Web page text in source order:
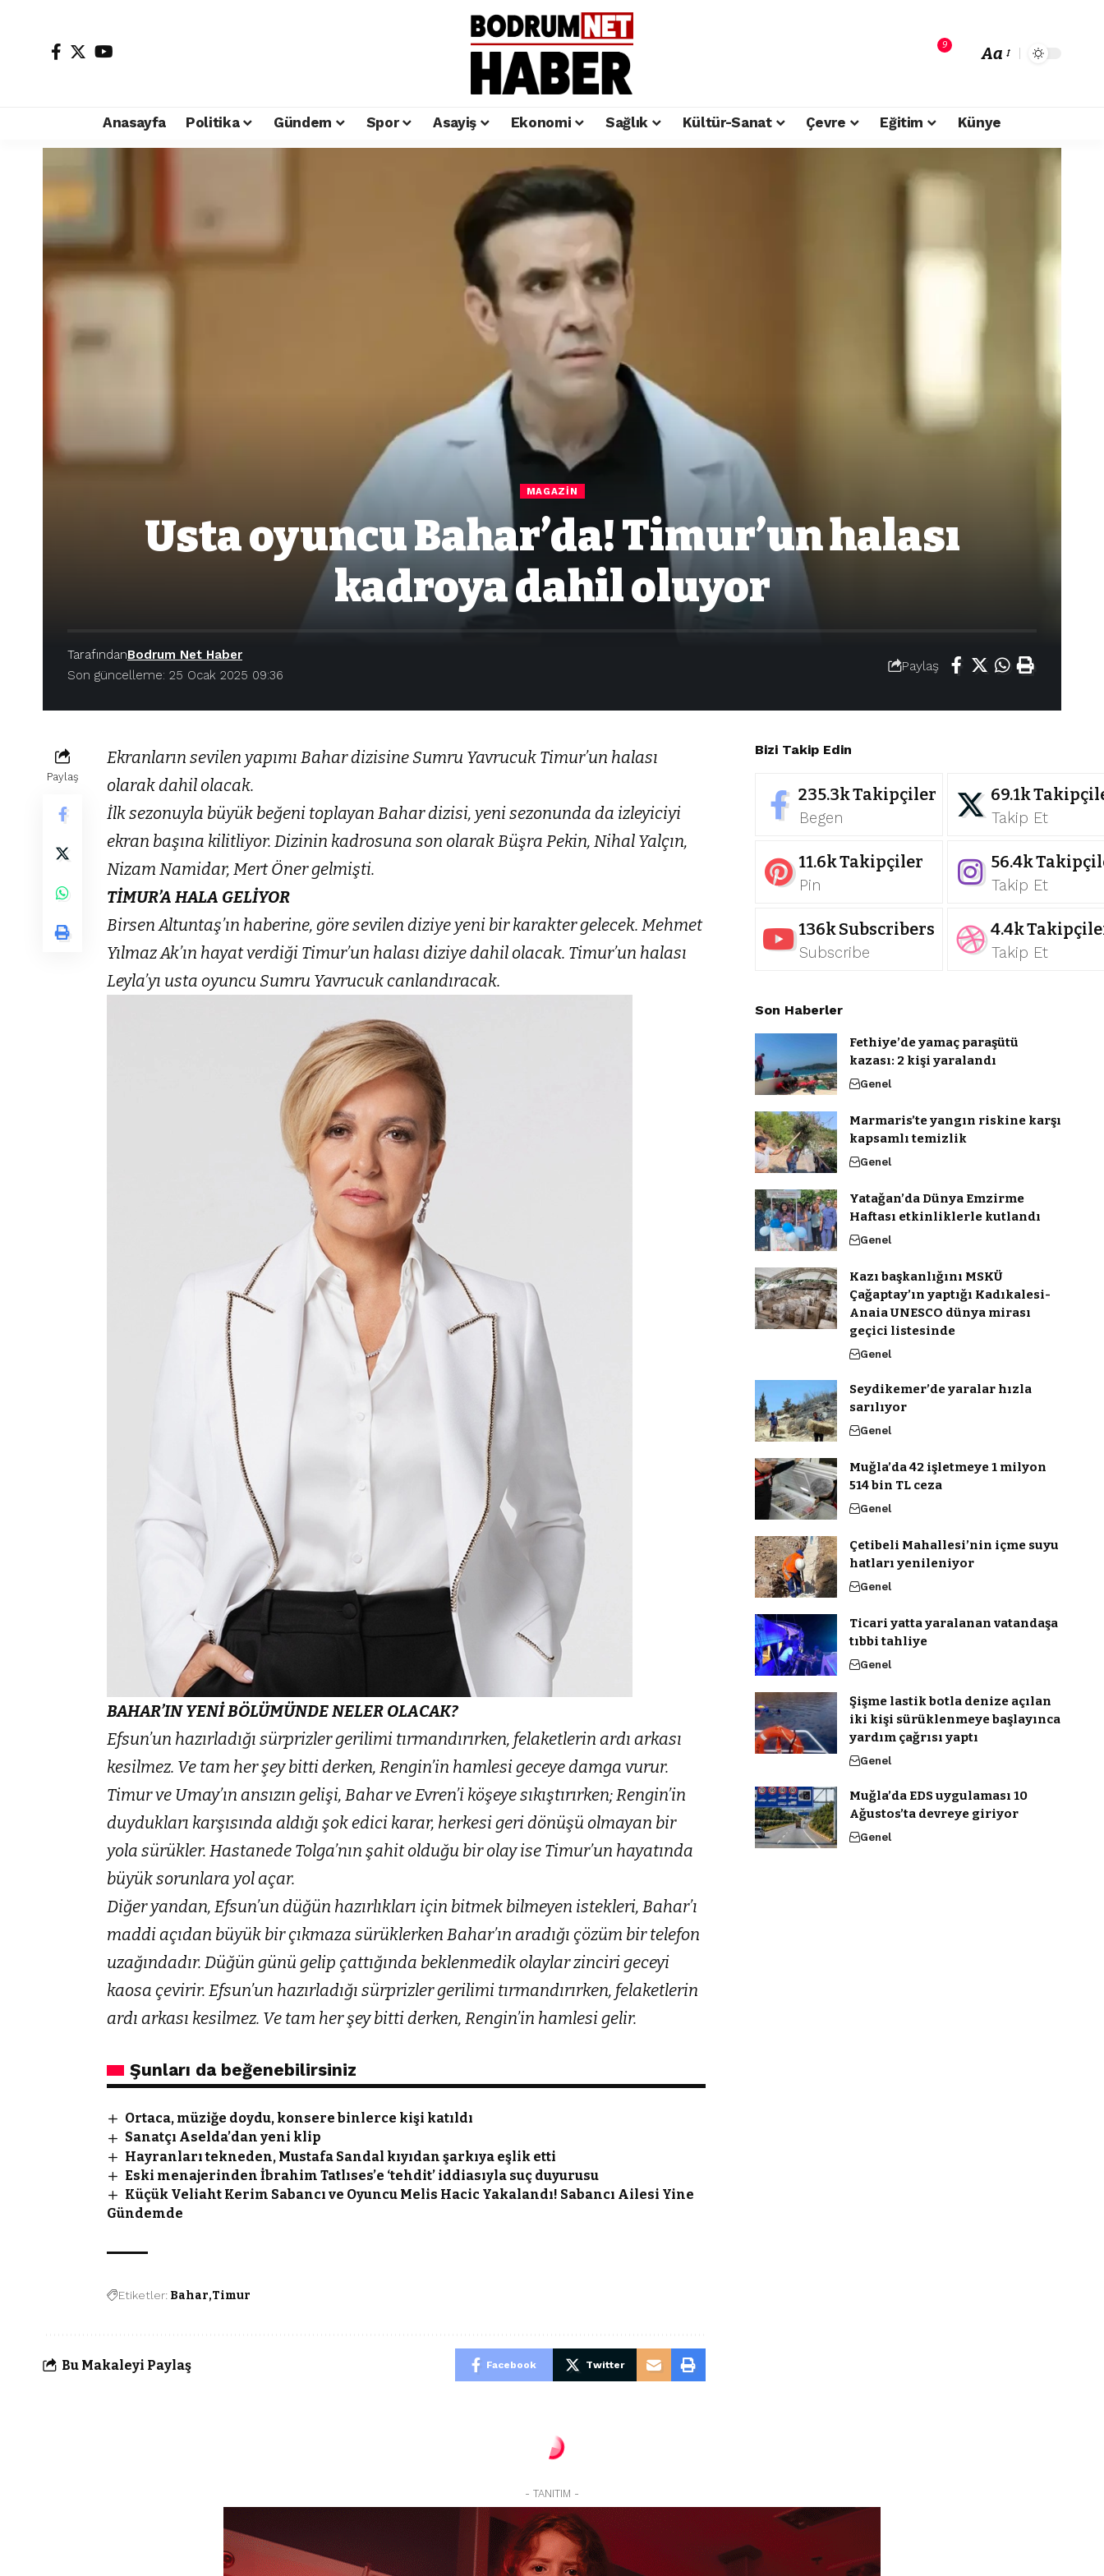
9 Aa
Anasayfa Politika Gündem Spor Asayiş Ekonomi Sağlık Kültür-Sanat Çevre Eğitim Künye
MAGAZIN
Usta oyuncu Bahar’da! Timur’un halası
kadroya dahil oluyor
Son güncelleme: 25 Ocak 2025 09:36
TarafındanBodrum Net Haber
Paylaş
Paylaş
Ekranların sevilen yapımı Bahar dizisine Sumru Yavrucuk Timur’un halası
olarak dahil olacak.
İlk sezonuyla büyük beğeni toplayan Bahar dizisi, yeni sezonunda da izleyiciyi
ekran başına kilitliyor. Dizinin kadrosuna son olarak Büşra Pekin, Nihal Yalçın,
Nizam Namidar, Mert Öner gelmişti.
TİMUR’A HALA GELİYOR
Birsen Altuntaş’ın haberine, göre sevilen diziye yeni bir karakter gelecek. Mehmet
Yılmaz Ak’ın hayat verdiği Timur’un halası diziye dahil olacak. Timur’un halası
Leyla’yı usta oyuncu Sumru Yavrucuk canlandıracak.
BAHAR’IN YENİ BÖLÜMÜNDE NELER OLACAK?
Efsun’un hazırladığı sürprizler gerilimi tırmandırırken, felaketlerin ardı arkası
kesilmez. Ve tam her şey bitti derken, Rengin’in hamlesi geceye damga vurur.
Timur ve Umay’ın ansızın gelişi, Bahar ve Evren’i köşeye sıkıştırırken; Rengin’in
duydukları karşısında aldığı şok edici karar, herkesi geri dönüşü olmayan bir
yola sürükler. Hastanede Tolga’nın şahit olduğu bir olay ise Timur’un hayatında
büyük sorunlara yol açar.
Diğer yandan, Efsun’un düğün hazırlıkları için bitmek bilmeyen istekleri, Bahar’ı
maddi açıdan büyük bir çıkmaza sürüklerken Bahar’ın aradığı çözüm bir telefon
uzağındadır. Düğün günü gelip çattığında beklenmedik olaylar zinciri geceyi
kaosa çevirir. Efsun’un hazırladığı sürprizler gerilimi tırmandırırken, felaketlerin
ardı arkası kesilmez. Ve tam her şey bitti derken, Rengin’in hamlesi gelir.
Şunları da beğenebilirsiniz
Ortaca, müziğe doydu, konsere binlerce kişi katıldı
Sanatçı Aselda’dan yeni klip
Hayranları tekneden, Mustafa Sandal kıyıdan şarkıya eşlik etti
Eski menajerinden İbrahim Tatlıses’e ‘tehdit’ iddiasıyla suç duyurusu
Küçük Veliaht Kerim Sabancı ve Oyuncu Melis Hacic Yakalandı! Sabancı Ailesi Yine
Gündemde
Etiketler: Bahar Timur
Bu Makaleyi Paylaş Facebook Twitter
Bizi Takip Edin
235.3kTakipçiler
Begen
69.1k
Takip Et
11.6kTakipçiler
Pin
56.4k
Takip Et
136kSubscribers
Subscribe
4.4k
Takip Et
Son Haberler
Fethiye’de yamaç paraşütü
kazası: 2 kişi yaralandı
Genel
Marmaris’te yangın riskine karşı
kapsamlı temizlik
Genel
Yatağan’da Dünya Emzirme
Haftası etkinliklerle kutlandı
Genel
Kazı başkanlığını MSKÜ
Çağaptay’ın yaptığı Kadıkalesi-
Anaia UNESCO dünya mirası
geçici listesinde
Genel
Seydikemer’de yaralar hızla
sarılıyor
Genel
Muğla’da 42 işletmeye 1 milyon
514 bin TL ceza
Genel
Çetibeli Mahallesi’nin içme suyu
hatları yenileniyor
Genel
Ticari yatta yaralanan vatandaşa
tıbbi tahliye
Genel
Şişme lastik botla denize açılan
iki kişi sürüklenmeye başlayınca
yardım çağrısı yaptı
Genel
Muğla’da EDS uygulaması 10
Ağustos’ta devreye giriyor
Genel